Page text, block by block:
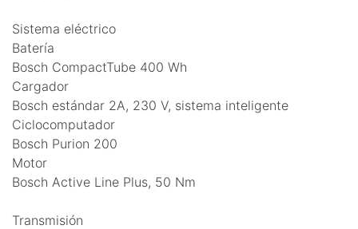
Sistema eléctrico
Batería
Bosch CompactTube 400 Wh
Cargador
Bosch estándar 2A, 230 V, sistema inteligente
Ciclocomputador
Bosch Purion 200
Motor
Bosch Active Line Plus, 50 Nm
Transmisión